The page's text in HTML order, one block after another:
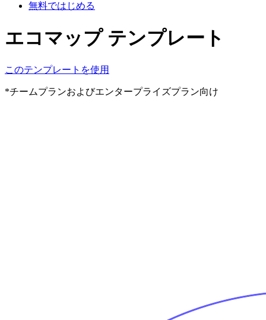
無料ではじめる
エコマップ テンプレート
このテンプレートを使用
*チームプランおよびエンタープライズプラン向け